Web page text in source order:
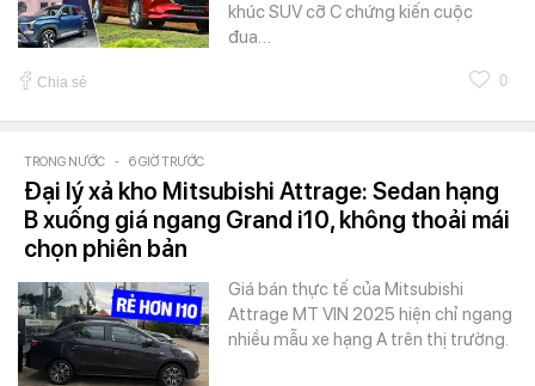
khúc SUV cỡ C chứng kiến cuộc
đua…
Chia sẻ 0
TRONG NƯỚC - 6 GIỜ TRƯỚC
Đại lý xả kho Mitsubishi Attrage: Sedan hạng
B xuống giá ngang Grand i10, không thoải mái
chọn phiên bản
Giá bán thực tế của Mitsubishi
Attrage MT VIN 2025 hiện chỉ ngang
nhiều mẫu xe hạng A trên thị trường.